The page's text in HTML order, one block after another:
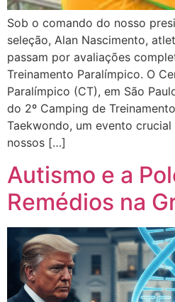
Sob o comando do nosso
seleção, Alan Nascimento,
passam por avaliações
Treinamento Paralímpico. O
Paralímpico (CT), em São
do 2º Camping de
Taekwondo, um evento
nossos […]
Autismo e a
Remédios na